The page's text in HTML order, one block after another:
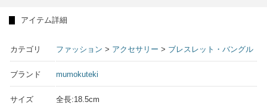
アイテム詳細
カテゴリ ファッション > アクセサリー > ブレスレット・バングル
ブランド mumokuteki
サイズ 全長:18.5cm